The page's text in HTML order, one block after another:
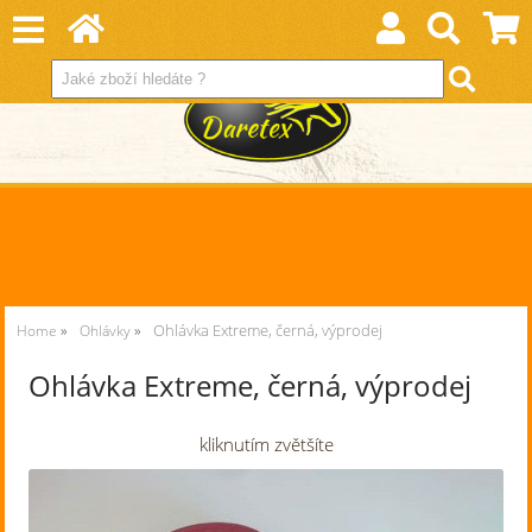
Home Ohlávky Ohlávka Extreme, černá, výprodej
Ohlávka Extreme, černá, výprodej
kliknutím zvětšíte